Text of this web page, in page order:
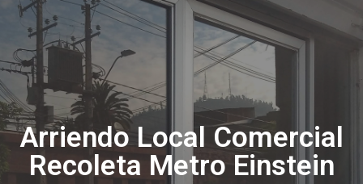
Arriendo Local Comercial
Recoleta Metro Einstein